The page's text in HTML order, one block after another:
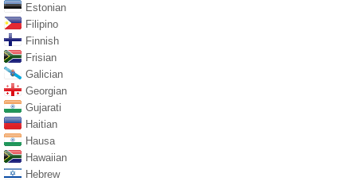
Estonian
Filipino
Finnish
Frisian
Galician
Georgian
Gujarati
Haitian
Hausa
Hawaiian
Hebrew